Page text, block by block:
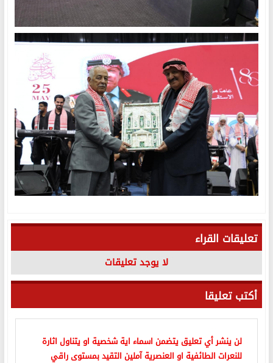
تعليقات القراء
لا يوجد تعليقات
أكتب تعليقا
لن ينشر أي تعليق يتضمن اسماء اية شخصية او يتناول اثارة
للنعرات الطائفية او العنصرية آملين التقيد بمستوى راقي